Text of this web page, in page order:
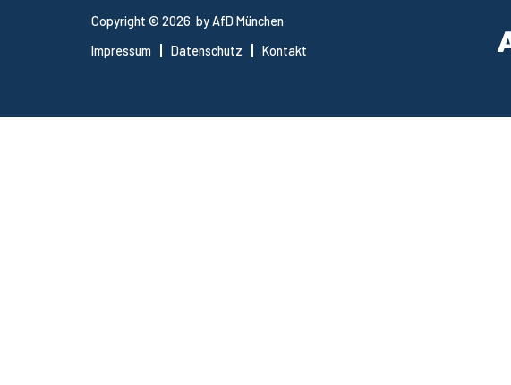
Copyright © 2026 by AfD München
Impressum
Datenschutz Kontakt